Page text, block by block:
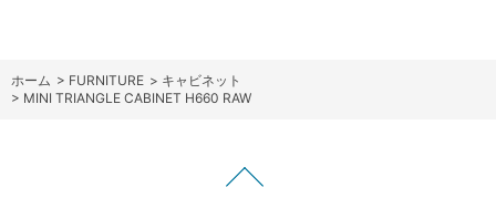
ホーム > FURNITURE > キャビネット
> MINI TRIANGLE CABINET H660 RAW